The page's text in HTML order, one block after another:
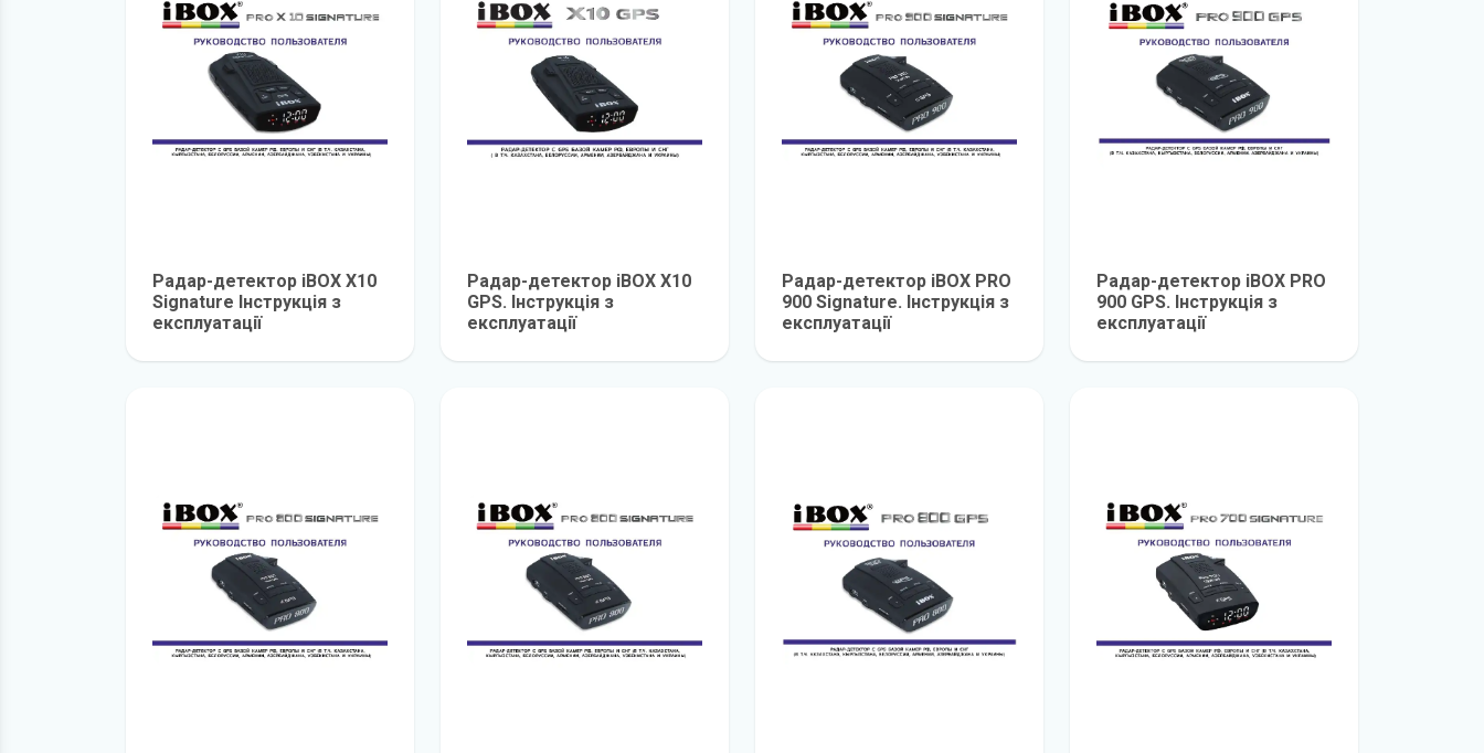
Радар-детектор iBOX X10
Signature Інструкція з
експлуатації
Радар-детектор iBOX X10
GPS. Інструкція з
експлуатації
Радар-детектор iBOX PRO
900 Signature. Інструкція з
експлуатації
Радар-детектор iBOX PRO
900 GPS. Інструкція з
експлуатації